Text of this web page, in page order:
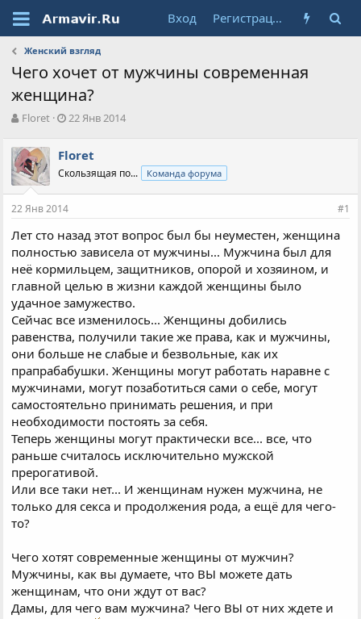
Вход Регистрация
Женский взгляд
Чего хочет от мужчины современная
женщина?
А
т
о
р
т
е
ы
Floret
Д
а
н
л
а
22 Янв 2014
Floret
Скользящая по... Команда форума
22 Янв 2014 #1
Лет сто назад этот вопрос был бы неуместен, женщина
полностью зависела от мужчины... Мужчина был для
неё кормильцем, защитников, опорой и хозяином, и
главной целью в жизни каждой женщины было
удачное замужество.
Сейчас все изменилось... Женщины добились
равенства, получили такие же права, как и мужчины,
они больше не слабые и безвольные, как их
прапрабабушки. Женщины могут работать наравне с
мужчинами, могут позаботиться сами о себе, могут
самостоятельно принимать решения, и при
необходимости постоять за себя.
Теперь женщины могут практически все... все, что
раньше считалось исключительно мужской
прерогативой.
Или все таки нет... И женщинам нужен мужчина, не
только для секса и продолжения рода, а ещё для чего-
то?
Чего хотят современные женщины от мужчин?
Мужчины, как вы думаете, что ВЫ можете дать
женщинам, что они ждут от вас?
Дамы, для чего вам мужчина? Чего ВЫ от них ждете и